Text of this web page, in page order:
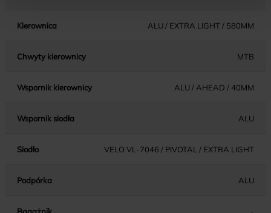
Kierownica ALU / EXTRA LIGHT / 580MM
Chwyty kierownicy MTB
Wspornik kierownicy ALU / AHEAD / 40MM
Wspornik siodła ALU
Siodło VELO VL-7046 / PIVOTAL / EXTRA LIGHT
Podpórka ALU
Bagażnik -